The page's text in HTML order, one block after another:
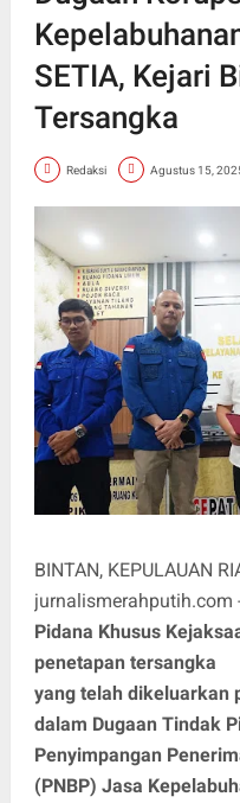
SETIA, Kejari
Tersangka
Redaksi Agustus 15,
BINTAN, KEPULAUAN
jurnalismerahputih.com
Pidana Khusus
penetapan tersangka
yang telah dikeluarkan
dalam Dugaan Tindak
Penyimpangan
(PNBP) Jasa